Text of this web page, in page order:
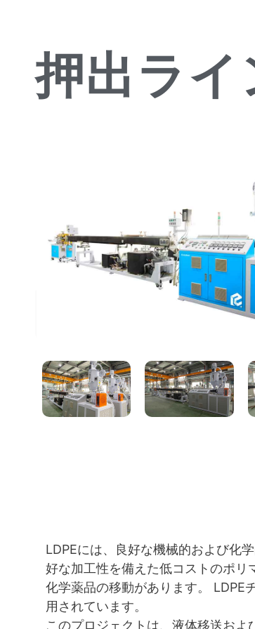
押出ライ
LDPEには、良好な機械的および化
好な加工性を備えた低コストのポ
化学薬品の移動があります。 LDPE
用されています。
このプロジェクトは、液体移送お